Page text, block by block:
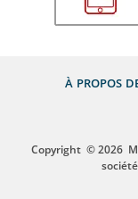
À PROPOS
Copyright © 2026